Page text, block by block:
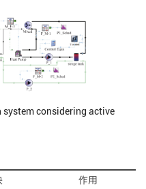
system considering active
作用